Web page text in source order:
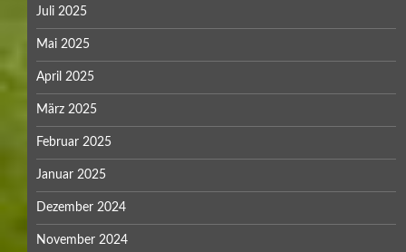
Juli 2025
Mai 2025
April 2025
März 2025
Februar 2025
Januar 2025
Dezember 2024
November 2024